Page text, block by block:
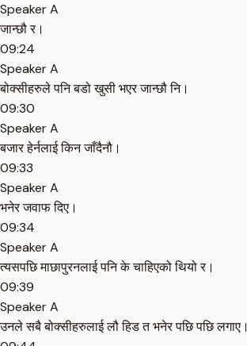
Speaker A
जान्छौ र।
09:24
Speaker A
बोक्सीहरुले पनि बडो खुसी भएर जान्छौ नि।
09:30
Speaker A
बजार हेर्नलाई किन जाँदैनौ।
09:33
Speaker A
भनेर जवाफ दिए।
09:34
Speaker A
त्यसपछि माछापुरनलाई पनि के चाहिएको थियो र।
09:39
Speaker A
उनले सबै बोक्सीहरुलाई लौ हिड त भनेर पछि पछि लगाए।